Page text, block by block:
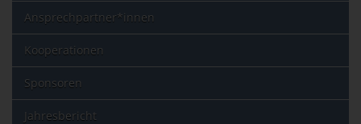
Ansprechpartner*innen
Kooperationen
Sponsoren
Jahresbericht